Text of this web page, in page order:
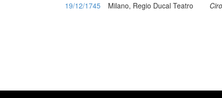
19/12/1745
Milano, Regio Ducal Teatro